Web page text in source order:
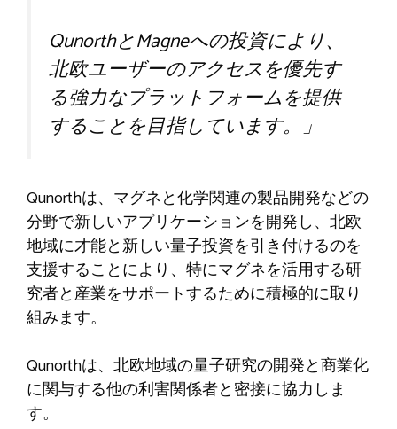
QunorthとMagneへの投資により、
北欧ユーザーのアクセスを優先す
る強力なプラットフォームを提供
することを目指しています。」
Qunorthは、マグネと化学関連の製品開発などの
分野で新しいアプリケーションを開発し、北欧
地域に才能と新しい量子投資を引き付けるのを
支援することにより、特にマグネを活用する研
究者と産業をサポートするために積極的に取り
組みます。
Qunorthは、北欧地域の量子研究の開発と商業化
に関与する他の利害関係者と密接に協力しま
す。